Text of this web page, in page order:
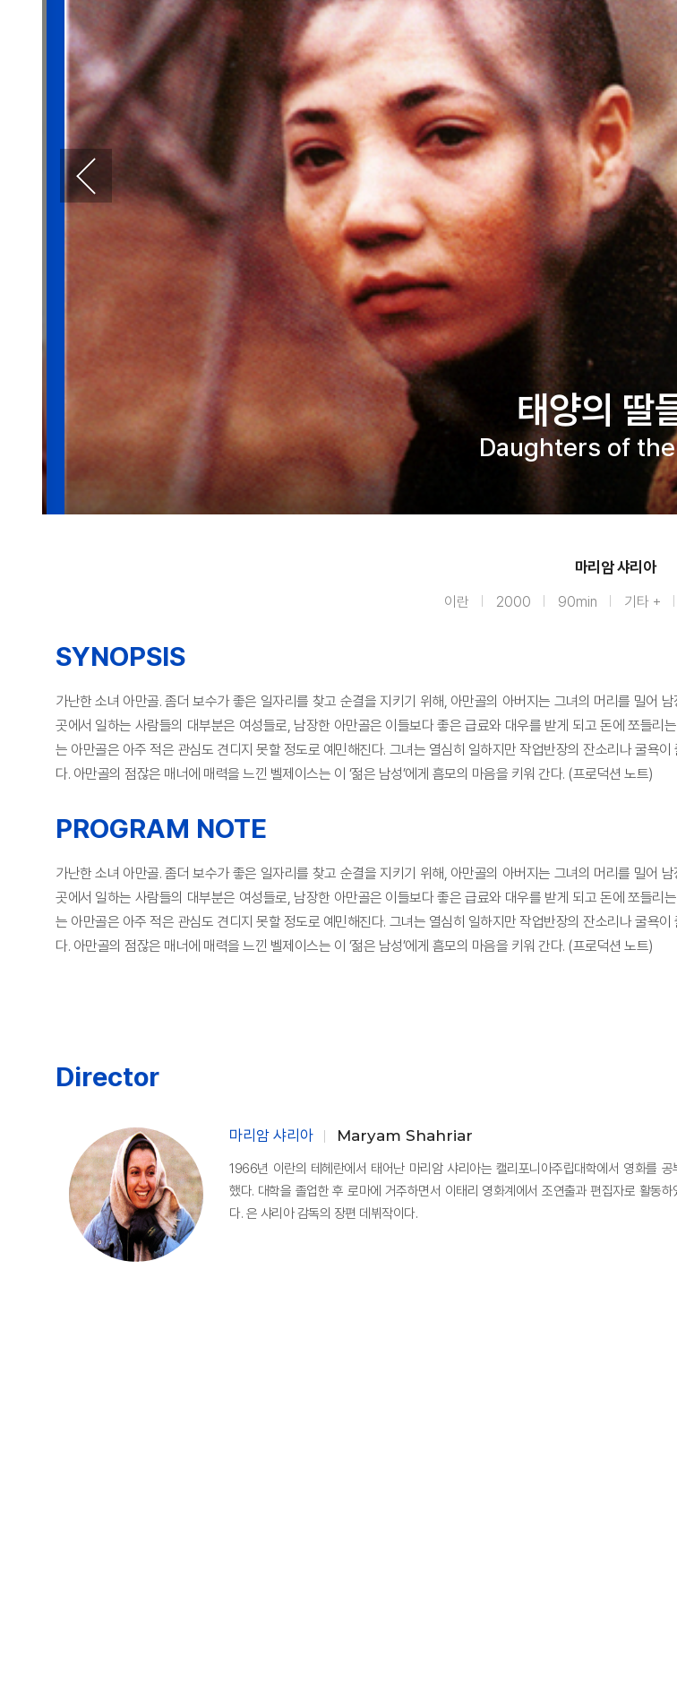
태양의 딸
Daughters of
마리암 샤리아
이란 2000 90min 기타 +
SYNOPSIS
가난한 소녀 아만골. 좀더 보수가 좋은 일자리를 찾고 순결을 지키기 위해, 아만골의 아버지는 그녀의 머리를 밀어
곳에서 일하는 사람들의 대부분은 여성들로, 남장한 아만골은 이들보다 좋은 급료와 대우를 받게 되고 돈에 쪼들
는 아만골은 아주 적은 관심도 견디지 못할 정도로 예민해진다. 그녀는 열심히 일하지만 작업반장의 잔소리나 굴욕
다. 아만골의 점잖은 매너에 매력을 느낀 벨제이스는 이 ‘젊은 남성’에게 흠모의 마음을 키워 간다. (프로덕션 노트)
PROGRAM NOTE
가난한 소녀 아만골. 좀더 보수가 좋은 일자리를 찾고 순결을 지키기 위해, 아만골의 아버지는 그녀의 머리를 밀어
곳에서 일하는 사람들의 대부분은 여성들로, 남장한 아만골은 이들보다 좋은 급료와 대우를 받게 되고 돈에 쪼들
는 아만골은 아주 적은 관심도 견디지 못할 정도로 예민해진다. 그녀는 열심히 일하지만 작업반장의 잔소리나 굴욕
다. 아만골의 점잖은 매너에 매력을 느낀 벨제이스는 이 ‘젊은 남성’에게 흠모의 마음을 키워 간다. (프로덕션 노트)
Director
마리암 샤리아 Maryam Shahriar
1966년 이란의 테헤란에서 태어난 마리암 샤리아는 캘리포니아주립대학에서 영화를 공
했다. 대학을 졸업한 후 로마에 거주하면서 이태리 영화계에서 조연출과 편집자로 활동하
다. 은 샤리아 감독의 장편 데뷔작이다.